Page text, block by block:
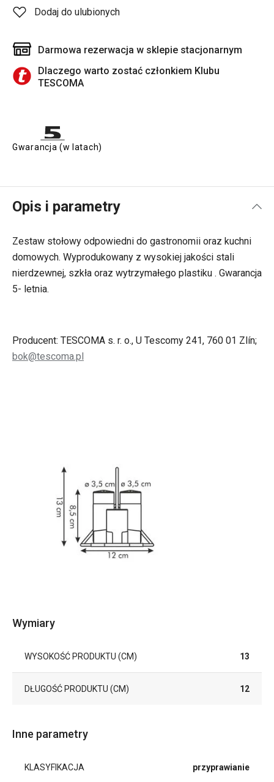
Dodaj do ulubionych
Darmowa rezerwacja w sklepie stacjonarnym
Dlaczego warto zostać członkiem Klubu
TESCOMA
Gwarancja (w latach)
Opis i parametry
Zestaw stołowy odpowiedni do gastronomii oraz kuchni
domowych. Wyprodukowany z wysokiej jakości stali
nierdzewnej, szkła oraz wytrzymałego plastiku . Gwarancja
5- letnia.
Producent: TESCOMA s. r. o., U Tescomy 241, 760 01 Zlín;
bok@tescoma.pl
Wymiary
WYSOKOŚĆ PRODUKTU (CM) 13
DŁUGOŚĆ PRODUKTU (CM) 12
Inne parametry
KLASYFIKACJA przyprawianie